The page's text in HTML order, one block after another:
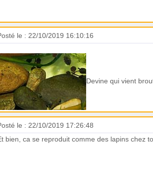
le : 22/10/2019 16:10:16
Devine qui vient
le : 22/10/2019 17:26:48
bien, ca se reproduit comme des lapins chez